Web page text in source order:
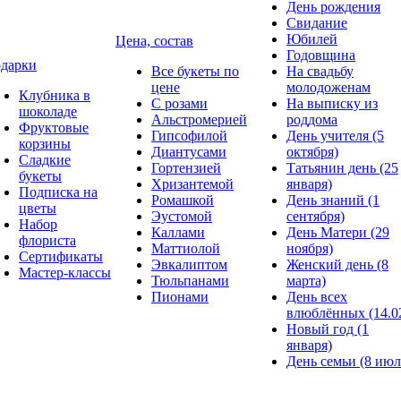
Клубника в
шоколаде
Фруктовые
корзины
Сладкие
букеты
Подписка на
цветы
Набор
флориста
Сертификаты
Мастер-классы
Цена, состав
Все букеты по
цене
С розами
Альстромерией
Гипсофилой
Диантусами
Гортензией
Хризантемой
Ромашкой
Эустомой
Каллами
Маттиолой
Эвкалиптом
Тюльпанами
Пионами
День рождения
Свидание
Юбилей
Годовщина
На свадьбу
молодоженам
На выписку из
роддома
День учителя (5
октября)
Татьянин день (25
января)
День знаний (1
сентября)
День Матери (29
ноября)
Женский день (8
марта)
День всех
влюблённых
Новый год (1
января)
День семьи (8